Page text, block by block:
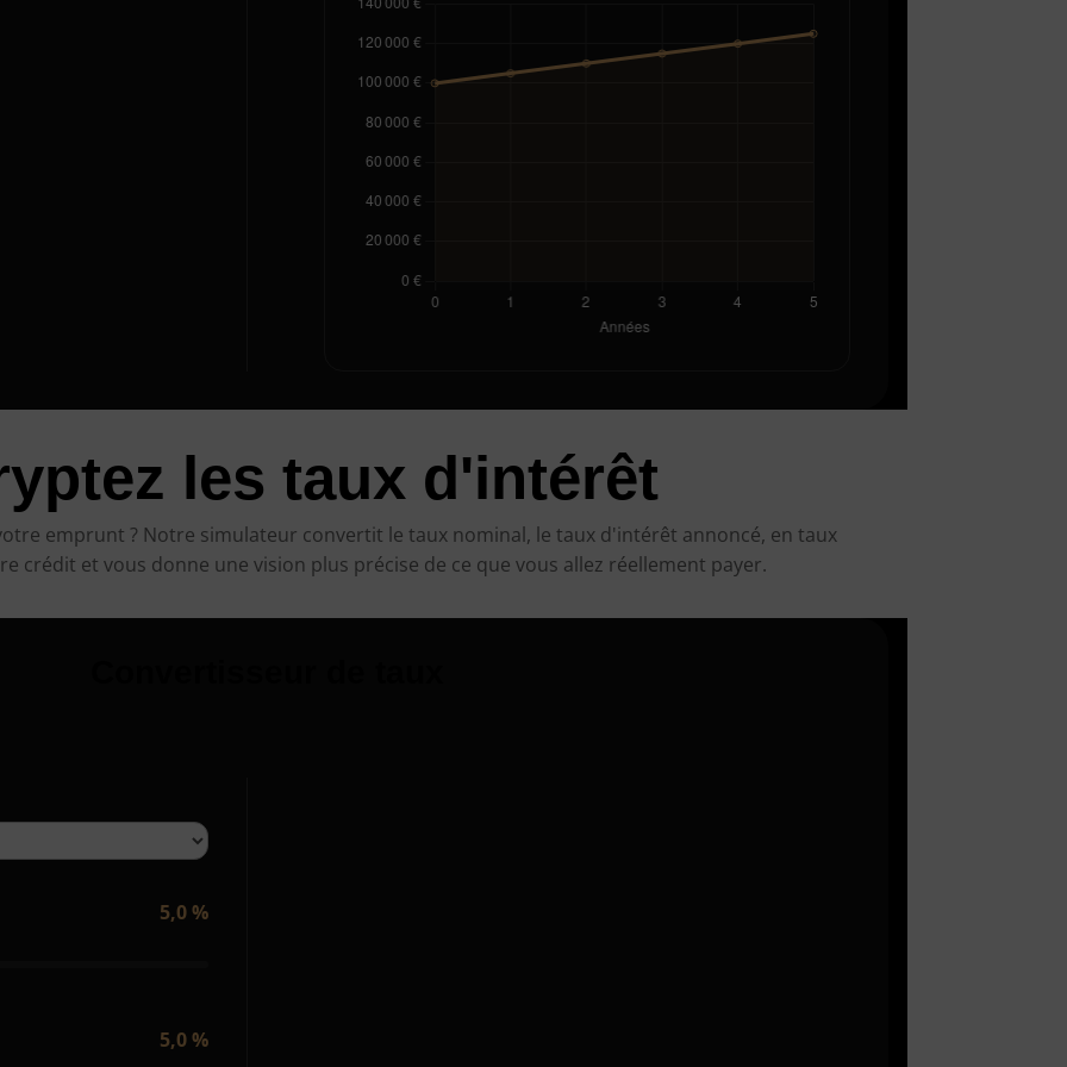
les taux d'intérêt
emprunt ? Notre simulateur convertit le taux nominal, le taux d'intérêt annoncé, en taux
crédit et vous donne une vision plus précise de ce que vous allez réellement payer.
5,0 %
5,0 %